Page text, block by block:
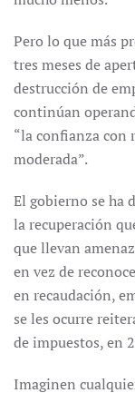
Pero lo que más
tres meses de
destrucción de
continúan
“la confianza con
moderada”.
El gobierno se ha
la recuperación
que llevan
en vez de
en recaudación,
se les ocurre
de impuestos, en
Imaginen